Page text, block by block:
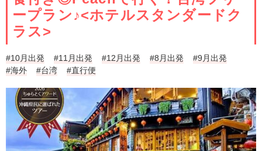
ープラン♪<ホテルスタンダードク
ラス>
#10月出発 #11月出発 #12月出発 #8月出発
#9月出発
#海外
#台湾 #直行便